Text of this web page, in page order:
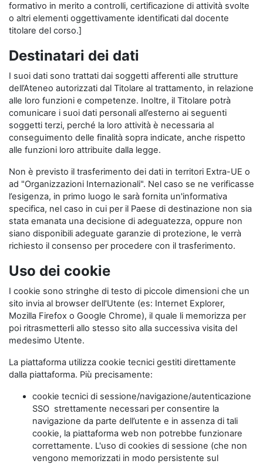
formativo in merito a controlli, certificazione di attività svolte
o altri elementi oggettivamente identificati dal docente
titolare del corso.]
Destinatari dei dati
I suoi dati sono trattati dai soggetti afferenti alle strutture
dell’Ateneo autorizzati dal Titolare al trattamento, in relazione
alle loro funzioni e competenze. Inoltre, il Titolare potrà
comunicare i suoi dati personali all’esterno ai seguenti
soggetti terzi, perché la loro attività è necessaria al
conseguimento delle finalità sopra indicate, anche rispetto
alle funzioni loro attribuite dalla legge.
Non è previsto il trasferimento dei dati in territori Extra-UE o
ad "Organizzazioni Internazionali". Nel caso se ne verificasse
l’esigenza, in primo luogo le sarà fornita un'informativa
specifica, nel caso in cui per il Paese di destinazione non sia
stata emanata una decisione di adeguatezza, oppure non
siano disponibili adeguate garanzie di protezione, le verrà
richiesto il consenso per procedere con il trasferimento.
Uso dei cookie
I cookie sono stringhe di testo di piccole dimensioni che un
sito invia al browser dell'Utente (es: Internet Explorer,
Mozilla Firefox o Google Chrome), il quale li memorizza per
poi ritrasmetterli allo stesso sito alla successiva visita del
medesimo Utente.
La piattaforma utilizza cookie tecnici gestiti direttamente
dalla piattaforma. Più precisamente:
cookie tecnici di sessione/navigazione/autenticazione
SSO strettamente necessari per consentire la
navigazione da parte dell’utente e in assenza di tali
cookie, la piattaforma web non potrebbe funzionare
correttamente. L'uso di cookies di sessione (che non
vengono memorizzati in modo persistente sul